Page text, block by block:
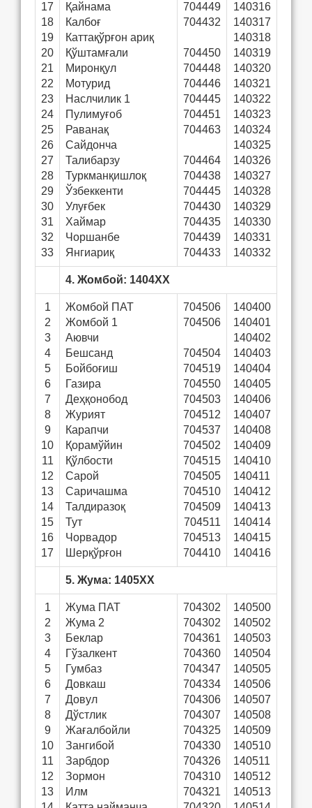
17
18
19
20
21
22
23
24
25
26
27
28
29
30
31
32
33
Қайнама
Калбоғ
Каттақўрғон ариқ
Қўштамғали
Миронқул
Мотурид
Наслчилик 1
Пулимуғоб
Раванақ
Сайдонча
Талибарзу
Туркманқишлоқ
Ўзбеккенти
Улуғбек
Хаймар
Чоршанбе
Янгиариқ
704449
704432
704450
704448
704446
704445
704451
704463
704464
704438
704445
704430
704435
704439
704433
140316
140317
140318
140319
140320
140321
140322
140323
140324
140325
140326
140327
140328
140329
140330
140331
140332
4. Жомбой: 1404ХХ
1
2
3
4
5
6
7
8
9
10
11
12
13
14
15
16
17
Жомбой ПАТ
Жомбой 1
Аювчи
Бешсанд
Бойбоғиш
Газира
Деҳқонобод
Журият
Карапчи
Қорамўйин
Қўлбости
Сарой
Саричашма
Талдиразоқ
Тут
Чорвадор
Шерқўрғон
704506
704506
704504
704519
704550
704503
704512
704537
704502
704515
704505
704510
704509
704511
704513
704410
140400
140401
140402
140403
140404
140405
140406
140407
140408
140409
140410
140411
140412
140413
140414
140415
140416
5. Жума: 1405ХХ
1
2
3
4
5
6
7
8
9
10
11
12
13
Жума ПАТ
Жума 2
Беклар
Гўзалкент
Гумбаз
Довкаш
Довул
Дўстлик
Жағалбойли
Зангибой
Зарбдор
Зормон
Илм
704302
704302
704361
704360
704347
704334
704306
704307
704325
704330
704326
704310
704321
140500
140502
140503
140504
140505
140506
140507
140508
140509
140510
140511
140512
140513